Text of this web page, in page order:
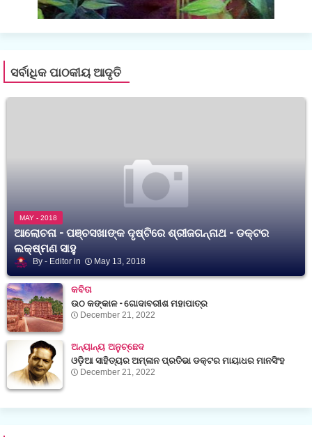
ସର୍ବାଧିକ ପାଠକୀୟ ଆଦୃତି
MAY - 2018
ଆଲୋଚନା - ପଞ୍ଚସଖାଙ୍କ ଦୃଷ୍ଟିରେ ଶ୍ରୀଜଗନ୍ନାଥ - ଡକ୍ଟର
ଲକ୍ଷ୍ମଣ ସାହୁ
Editor May 13, 2018
କବିତା
ଉଠ କଙ୍କାଳ - ଗୋଦାବରୀଶ ମହାପାତ୍ର
December 21, 2022
ଅନ୍ୟାନ୍ୟ ଅନୁଚ୍ଛେଦ
ଓଡ଼ିଆ ସାହିତ୍ୟର ଅମ୍ଳାନ ପ୍ରତିଭା ଡକ୍ଟର ମାୟାଧର ମାନସିଂହ
December 21, 2022